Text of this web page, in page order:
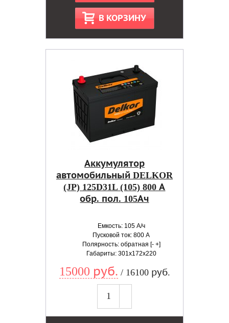
В КОРЗИНУ
Аккумулятор
автомобильный DELKOR
(JP) 125D31L (105) 800 А
обр. пол. 105Ач
Емкость: 105 А/ч
Пусковой ток: 800 А
Полярность: обратная [- +]
Габариты: 301x172x220
15000 руб. / 16100 руб.